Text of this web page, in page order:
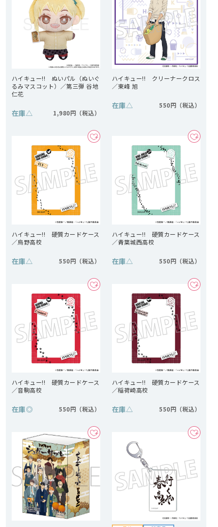
ハイキュー!! ぬいパル（ぬいぐ
るみマスコット）／第三弾 谷地
仁花
在庫△ 1,980円
ハイキュー!! クリーナークロス
／東峰 旭
在庫△ 550円
ハイキュー!! 硬質カードケース
／烏野高校
在庫△ 550円
ハイキュー!! 硬質カードケース
／青葉城西高校
在庫△ 550円
ハイキュー!! 硬質カードケース
／音駒高校
在庫◎ 550円
ハイキュー!! 硬質カードケース
／稲荷崎高校
在庫△ 550円